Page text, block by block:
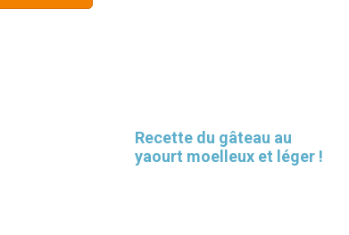
Recette du gâteau au
yaourt moelleux et léger !